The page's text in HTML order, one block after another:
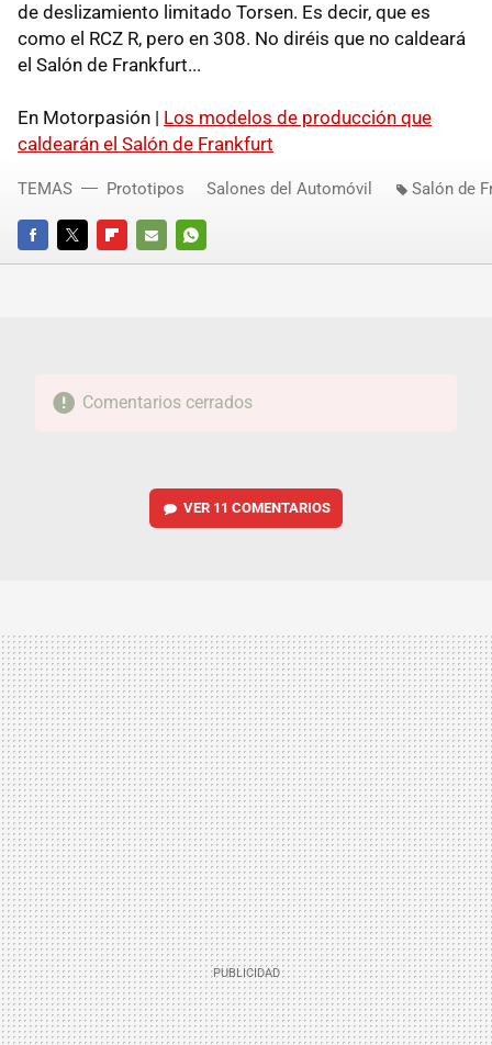
de deslizamiento limitado Torsen. Es decir, que es
como el RCZ R, pero en 308. No diréis que no caldeará
el Salón de Frankfurt...
En Motorpasión | Los modelos de producción que
caldearán el Salón de Frankfurt
FACEBOOKTWITTERFLIPBOARD
E-
WHATSAPP
TEMAS Prototipos Salones del Automóvil Salón de
Comentarios cerrados
VER 11 COMENTARIOS